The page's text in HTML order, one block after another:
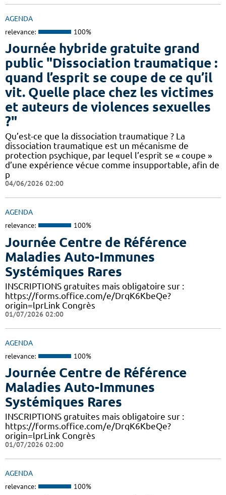
AGENDA
relevance: 100%
Journée hybride gratuite grand
public "Dissociation traumatique :
quand l’esprit se coupe de ce qu’il
vit. Quelle place chez les victimes
et auteurs de violences sexuelles
?"
Qu’est-ce que la dissociation traumatique ? La
dissociation traumatique est un mécanisme de
protection psychique, par lequel l’esprit se « coupe »
d’une expérience vécue comme insupportable, afin de
p
04/06/2026 02:00
AGENDA
relevance: 100%
Journée Centre de Référence
Maladies Auto-Immunes
Systémiques Rares
INSCRIPTIONS gratuites mais obligatoire sur :
https://forms.office.com/e/DrqK6KbeQe?
origin=lprLink Congrès
01/07/2026 02:00
AGENDA
relevance: 100%
Journée Centre de Référence
Maladies Auto-Immunes
Systémiques Rares
INSCRIPTIONS gratuites mais obligatoire sur :
https://forms.office.com/e/DrqK6KbeQe?
origin=lprLink Congrès
01/07/2026 02:00
AGENDA
relevance: 100%